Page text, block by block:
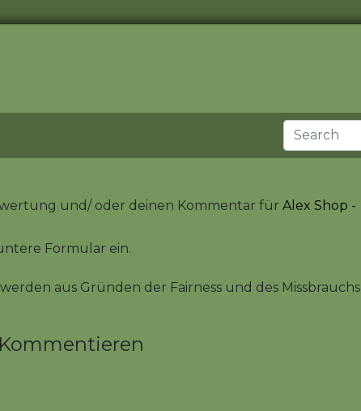
und/ oder deinen Kommentar für Alex Shop -
Formular ein.
aus Gründen der Fairness und des Missbrauchs